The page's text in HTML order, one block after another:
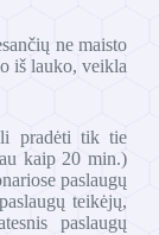
ne maisto
iš lauko, veikla
pradėti tik tie
kaip 20 min.)
paslaugų
teikėjų,
paslaugų